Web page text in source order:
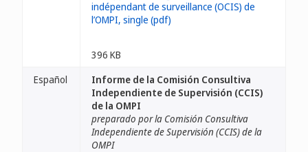
396 KB
Español
Informe de la Comisión Consultiva
Independiente de Supervisión (CCIS)
de la OMPI
preparado por la Comisión Consultiva
Independiente de Supervisión (CCIS) de la
OMPI